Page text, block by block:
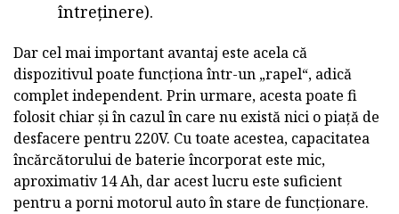
întreținere).
Dar cel mai important avantaj este acela că
dispozitivul poate funcționa într-un „rapel“, adică
complet independent. Prin urmare, acesta poate fi
folosit chiar și în cazul în care nu există nici o piață de
desfacere pentru 220V. Cu toate acestea, capacitatea
încărcătorului de baterie încorporat este mic,
aproximativ 14 Ah, dar acest lucru este suficient
pentru a porni motorul auto în stare de funcționare.